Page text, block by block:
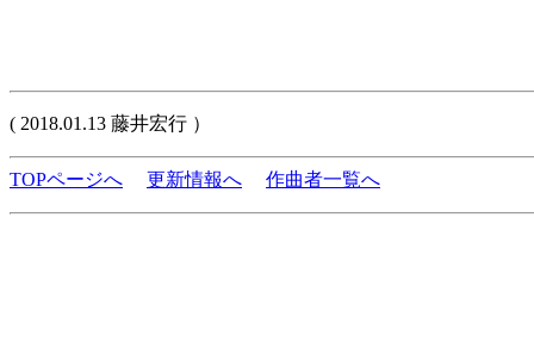
( 2018.01.13 藤井宏行 ）
TOPページへ 更新情報へ 作曲者一覧へ